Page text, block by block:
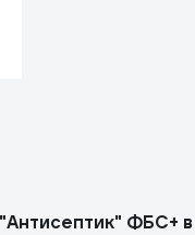
ФБС+ в